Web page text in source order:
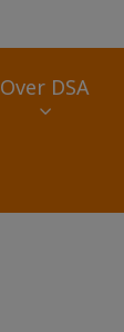
Over DSA